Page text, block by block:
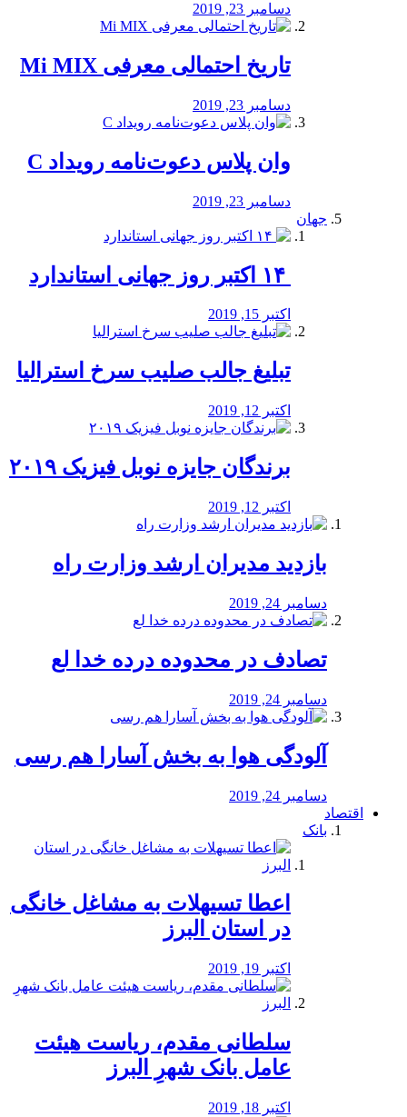
دسامبر 23, 2019
تاریخ احتمالی معرفی Mi MIX
دسامبر 23, 2019
وان پلاس دعوت‌نامه رویداد C
دسامبر 23, 2019
جهان
اکتبر 15, 2019
تبلیغ جالب صلیب سرخ استرالیا
اکتبر 12, 2019
برندگان جایزه نوبل فیزیک ۲۰۱۹
اکتبر 12, 2019
بازدید مدیران ارشد وزارت راه
دسامبر 24, 2019
تصادف در محدوده درده خدا لع
دسامبر 24, 2019
آلودگی هوا به بخش آسارا هم رسی
دسامبر 24, 2019
اقتصاد
بانک
️اعطا تسیهلات به مشاغل خانگی
در استان البرز
اکتبر 19, 2019
سلطانی مقدم، ریاست هیئت
عامل بانک شهرِ البرز
اکتبر 18, 2019